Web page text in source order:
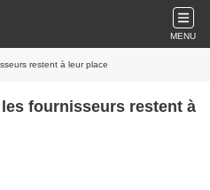
MENU
restent à leur place
fournisseurs restent à